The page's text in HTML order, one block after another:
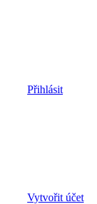
Přihlásit
Vytvořit účet